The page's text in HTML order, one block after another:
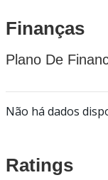
Finanças
Plano De
Não há dados
Ratings